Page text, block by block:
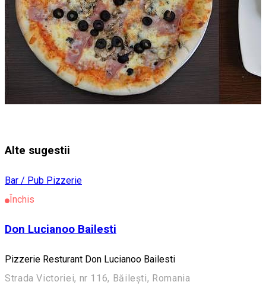
Alte sugestii
Bar / Pub Pizzerie
Închis
Don Lucianoo Bailesti
Pizzerie Resturant Don Lucianoo Bailesti
Strada Victoriei, nr 116, Băilești, Romania